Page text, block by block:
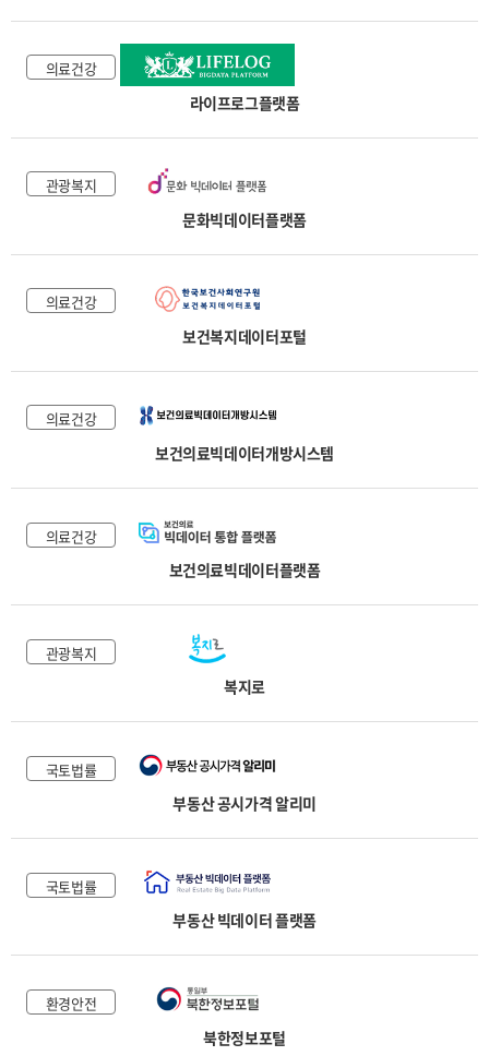
의료건강
라이프로그플랫폼
관광복지
문화빅데이터플랫폼
의료건강
보건복지데이터포털
의료건강
보건의료빅데이터개방시스템
의료건강
보건의료빅데이터플랫폼
관광복지
복지로
국토법률
부동산 공시가격 알리미
국토법률
부동산 빅데이터 플랫폼
환경안전
북한정보포털